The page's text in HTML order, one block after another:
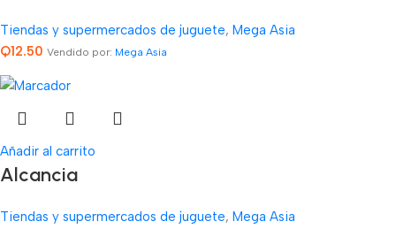
Tiendas y supermercados de juguete, Mega Asia
Q12.50 Vendido por: Mega Asia
Añadir al carrito
Alcancia
Tiendas y supermercados de juguete, Mega Asia